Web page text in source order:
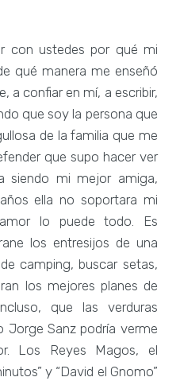
con ustedes por qué mi
qué manera me enseñó
a confiar en mí, a escribir,
que soy la persona que
de la familia que me
que supo hacer ver
siendo mi mejor amiga,
ella no soportara mi
lo puede todo. Es
los entresijos de una
camping, buscar setas,
los mejores planes de
que las verduras
Jorge Sanz podría verme
Los Reyes Magos, el
y “David el Gnomo”